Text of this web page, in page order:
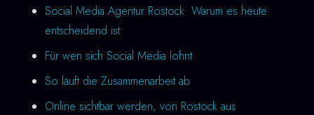
Social Media Agentur Rostock: Warum es heute
entscheidend ist
Für wen sich Social Media lohnt
So läuft die Zusammenarbeit ab
Online sichtbar werden, von Rostock aus